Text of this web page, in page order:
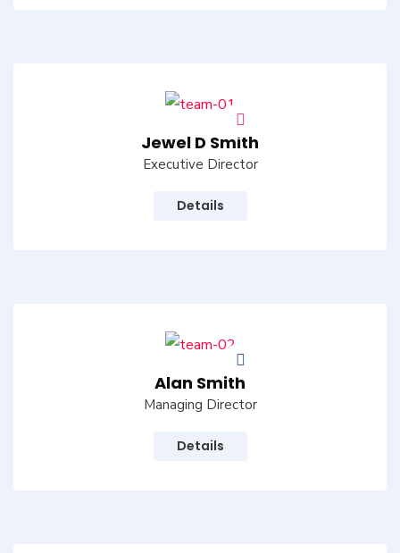
Jewel D Smith
Executive Director
Details
Alan Smith
Managing Director
Details